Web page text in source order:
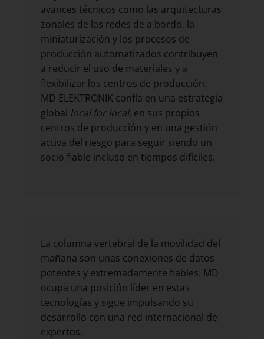
avances técnicos como las arquitecturas
zonales de las redes de a bordo, la
miniaturización y los procesos de
producción automatizados contribuyen
a reducir el uso de materiales y a
flexibilizar los centros de producción.
MD ELEKTRONIK confía en una estrategia
global local for local, en sus propios
centros de producción y en una gestión
activa del riesgo para seguir siendo un
socio fiable incluso en tiempos difíciles.
La columna vertebral de la movilidad del
mañana son unas conexiones de datos
potentes y extremadamente fiables. MD
ocupa una posición líder en estas
tecnologías y sigue impulsando su
desarrollo con una red internacional de
expertos.